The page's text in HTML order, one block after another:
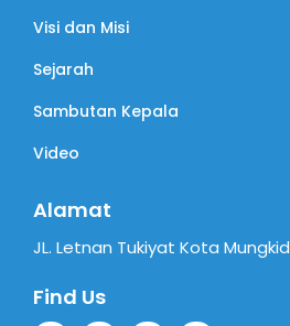
Visi dan Misi
Sejarah
Sambutan Kepala
Video
Alamat
JL. Letnan Tukiyat Kota Mungkid
Find Us